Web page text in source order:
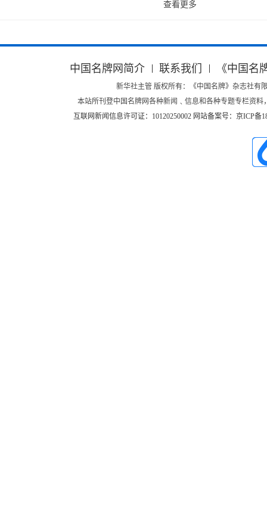
查看更多
中国名牌网简介 联系我们 《中国名
新华社主管 版权所有：《中国名牌》杂志社有限
本站所刊登中国名牌网各种新闻﹑信息和各种专题专栏资
互联网新闻信息许可证：10120250002 网站备案号：京ICP备